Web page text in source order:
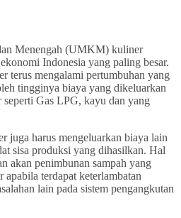
Menengah (UMKM) kuliner
Indonesia yang paling besar.
terus mengalami pertumbuhan yang
tingginya biaya yang dikeluarkan
Gas LPG, kayu dan yang
juga harus mengeluarkan biaya lain
sisa produksi yang dihasilkan. Hal
akan penimbunan sampah yang
terdapat keterlambatan
lain pada sistem pengangkutan